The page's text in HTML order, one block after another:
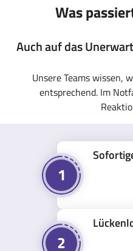
Was
Auch auf das
Unsere Teams wissen,
entsprechend. Im